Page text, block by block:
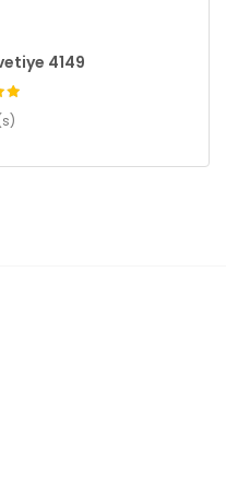
4149